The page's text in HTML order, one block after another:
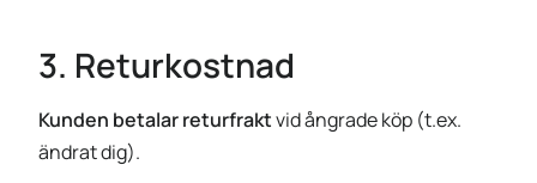
3. Returkostnad
Kunden betalar returfraktvid ångrade köp (t.ex.
ändrat dig).